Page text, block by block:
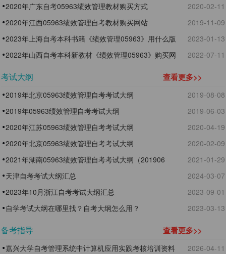
2020年广东自考05963绩效管理教材购买方式
2020-02-11
2020年江西05963绩效管理自考教材购买网站
2019-11-09
2023年上海自考本科书籍《绩效管理05963》用什么版
本
2023-01-13
2022年山西自考本科新教材《绩效管理05963》购买网
2022-07-11
考试大纲 查看更多>>
2019年北京05963绩效管理自考考试大纲
2019-08-08
2019年05963绩效管理自考考试大纲
2019-06-03
2020年江苏05963绩效管理自考考试大纲
2020-04-19
2020年北京05963绩效管理自考考试大纲
2020-02-09
2021年湖南05963绩效管理自考考试大纲（201906
版）
2021-01-29
天津自考考试大纲汇总
2024-03-07
2023年10月浙江自考考试大纲汇总
2023-09-01
自学考试大纲在哪里找？自考大纲怎么用？
2023-03-13
备考指导 查看更多>>
嘉兴大学自考管理系统中计算机应用实践考核培训资料
2026-04-11